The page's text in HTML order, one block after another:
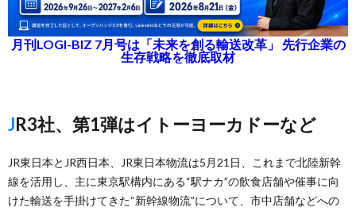
月刊LOGI-BIZ 7月号は「未来を創る輸送改革」 先行企業の
生存戦略を徹底取材
JR3社、第1弾はイトーヨーカドーなど
JR東日本とJR西日本、JR東日本物流は5月21日、これまで北陸新幹
線を活用し、主に東京駅構内にある“駅ナカ”の飲食店舗や催事に向
けた輸送を手掛けてきた“新幹線物流”について、市中店舗などへの